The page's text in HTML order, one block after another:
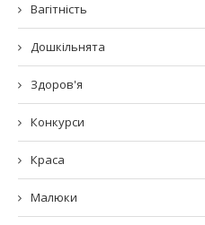
Вагітність
Дошкільнята
Здоров'я
Конкурси
Краса
Малюки